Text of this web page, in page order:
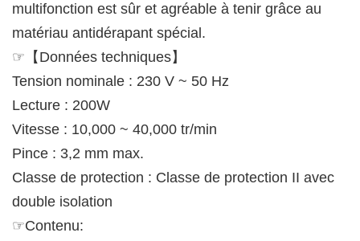
multifonction est sûr et agréable à tenir grâce au
matériau antidérapant spécial.
☞【Données techniques】
Tension nominale : 230 V ~ 50 Hz
Lecture : 200W
Vitesse : 10,000 ~ 40,000 tr/min
Pince : 3,2 mm max.
Classe de protection : Classe de protection II avec
double isolation
☞Contenu: